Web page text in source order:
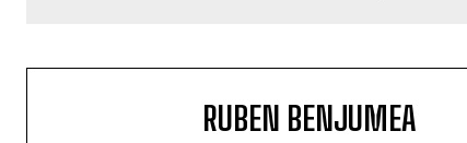
RUBEN BENJUMEA